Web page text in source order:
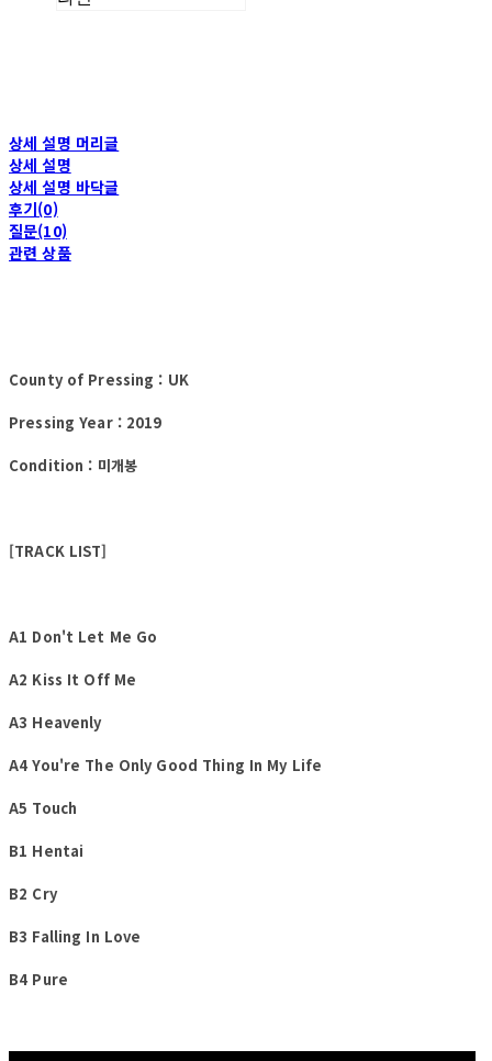
상세 설명 머리글
상세 설명
상세 설명 바닥글
후기(0)
질문(10)
관련 상품
County of Pressing : UK
Pressing Year : 2019
Condition : 미개봉
[TRACK LIST]
A1 Don't Let Me Go
A2 Kiss It Off Me
A3 Heavenly
A4 You're The Only Good Thing In My Life
A5 Touch
B1 Hentai
B2 Cry
B3 Falling In Love
B4 Pure